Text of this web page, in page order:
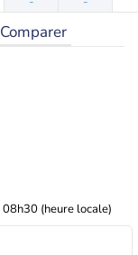
Comparer
08h30 (heure locale)